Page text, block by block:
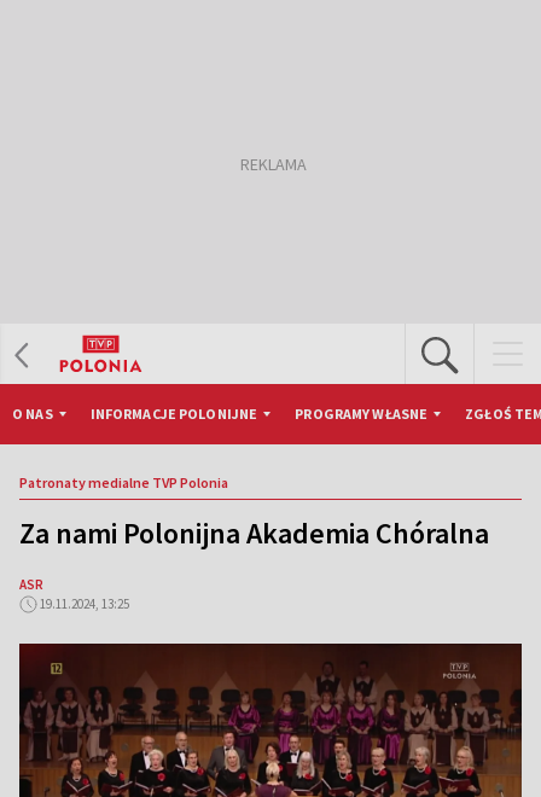
O NAS INFORMACJE POLONIJNE PROGRAMY WŁASNE ZGŁOŚ
Patronaty medialne TVP Polonia
Za nami Polonijna Akademia Chóralna
ASR
19.11.2024, 13:25